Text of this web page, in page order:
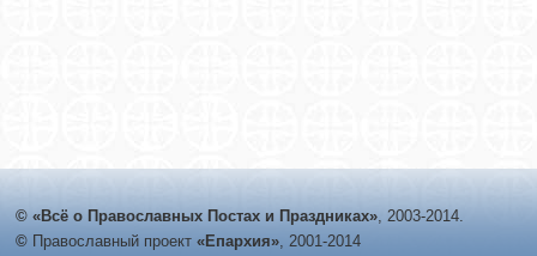
© «Всё о Православных Постах и Праздниках», 2003-2014.
© Православный проект «Епархия», 2001-2014